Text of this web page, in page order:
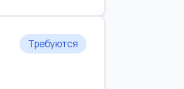
Требуются